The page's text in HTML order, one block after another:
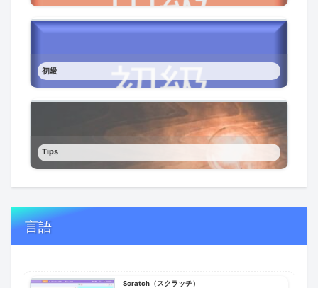
初級
Tips
言語
Scratch（スクラッチ）